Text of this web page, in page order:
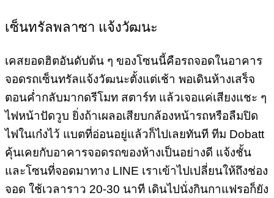
เซ็นทรัลพลาซา แจ้งวัฒนะ
เคสยอดฮิตอันดับต้น ๆ ของโซนนี้คือรถจอดในอาคาร
จอดรถเซ็นทรัลแจ้งวัฒนะตั้งแต่เช้า พอเดินห้างเสร็จ
ตอนค่ำกลับมากดรีโมท สตาร์ท แล้วเจอแค่เสียงแชะ ๆ
ไฟหน้าปัดวูบ ยิ่งถ้าเผลอเสียบกล้องหน้ารถหรือลืมปิด
ไฟในเก๋งไว้ แบตที่อ่อนอยู่แล้วก็ไปเลยทันที ทีม Dobatt
คุ้นเคยกับอาคารจอดรถของห้างเป็นอย่างดี แจ้งชั้น
และโซนที่จอดมาทาง LINE เราเข้าไปเปลี่ยนให้ถึงช่อง
จอด ใช้เวลาราว 20-30 นาที เดินไปนั่งกินกาแฟรอก็ยัง